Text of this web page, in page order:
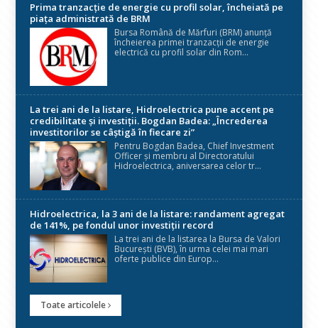
Prima tranzacție de energie cu profil solar, încheiată pe
piața administrată de BRM
Bursa Română de Mărfuri (BRM) anunță
încheierea primei tranzacții de energie
electrică cu profil solar din Rom...
La trei ani de la listare, Hidroelectrica pune accent pe
credibilitate și investiții. Bogdan Badea: „Încrederea
investitorilor se câștigă în fiecare zi”
Pentru Bogdan Badea, Chief Investment
Officer și membru al Directoratului
Hidroelectrica, aniversarea celor tr...
Hidroelectrica, la 3 ani de la listare: randament agregat
de 141%, pe fondul unor investiții record
La trei ani de la listarea la Bursa de Valori
București (BVB), în urma celei mai mari
oferte publice din Europ...
Toate articolele